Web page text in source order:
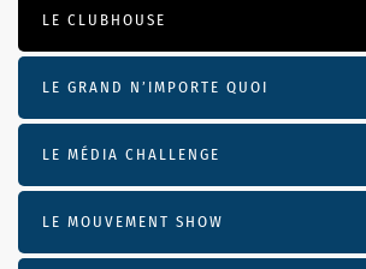
LE CLUBHOUSE
LE GRAND N’IMPORTE QUOI
LE MÉDIA CHALLENGE
LE MOUVEMENT SHOW